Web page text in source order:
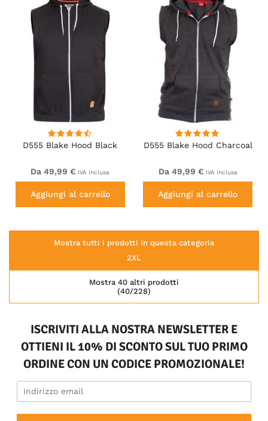
D555 Blake Hood Black
Da 49,99 € IVA inclusa
Aggiungi al carrello
D555 Blake Hood Charcoal
Da 49,99 € IVA inclusa
Aggiungi al carrello
Mostra tutti i prodotti in questa categoria
2XL
(40/228)
Mostra 40 altri prodotti
ISCRIVITI ALLA NOSTRA NEWSLETTER E
OTTIENI IL 10% DI SCONTO SUL TUO PRIMO
ORDINE CON UN CODICE PROMOZIONALE!